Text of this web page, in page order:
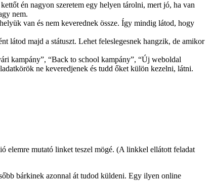
én nagyon szeretem egy helyen tárolni, mert jó, ha van
nem.
van és nem keverednek össze. Így mindig látod, hogy
látod majd a státuszt. Lehet feleslegesnek hangzik, de amikor
kampány”, “Back to school kampány”, “Új weboldal
ne keveredjenek és tudd őket külön kezelni, látni.
elemre mutató linket teszel mögé. (A linkkel ellátott feladat
bárkinek azonnal át tudod küldeni. Egy ilyen online